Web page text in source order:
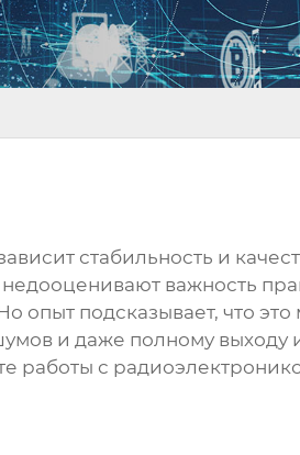
стабильность и
недооценивают важность
опыт подсказывает, что
и даже полному выходу
работы с